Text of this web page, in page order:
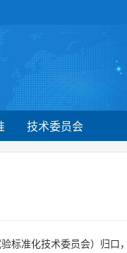
技术委员会
标准化技术委员会）归口，